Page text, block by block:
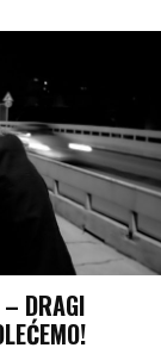
– DRAGI